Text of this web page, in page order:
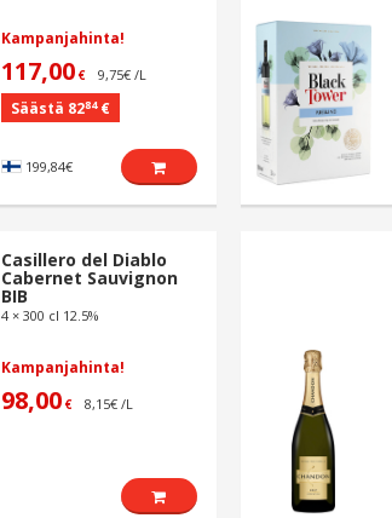
Kampanjahinta!
117,00 € 9,75€ /L
Säästä 8284€
199,84€
Casillero del Diablo
Cabernet Sauvignon
BIB
4 × 300 cl 12.5%
Kampanjahinta!
98,00 € 8,15€ /L